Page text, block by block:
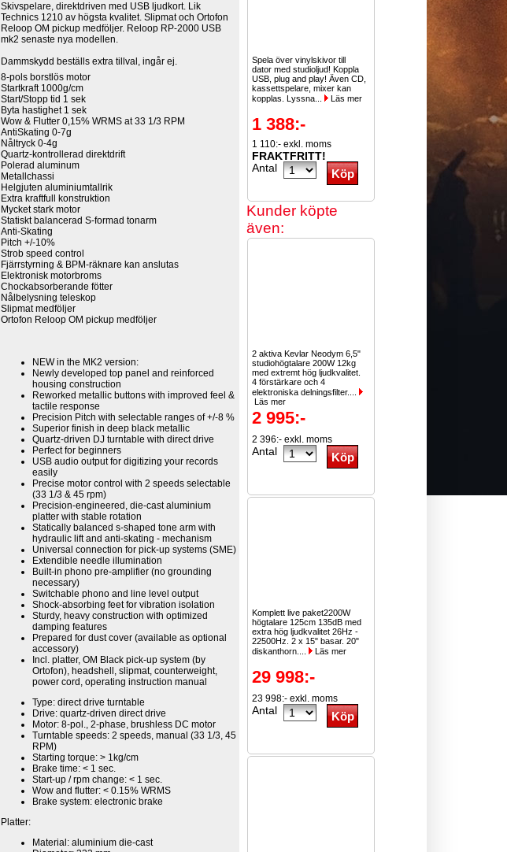
Skivspelare, direktdriven med USB ljudkort. Lik
Technics 1210 av högsta kvalitet. Slipmat och Ortofon
Reloop OM pickup medföljer. Reloop RP-2000 USB
mk2 senaste nya modellen.
Dammskydd beställs extra tillval, ingår ej.
8-pols borstlös motor
Startkraft 1000g/cm
Start/Stopp tid 1 sek
Byta hastighet 1 sek
Wow & Flutter 0,15% WRMS at 33 1/3 RPM
AntiSkating 0-7g
Nåltryck 0-4g
Quartz-kontrollerad direktdrift
Polerad aluminum
Metallchassi
Helgjuten aluminiumtallrik
Extra kraftfull konstruktion
Mycket stark motor
Statiskt balancerad S-formad tonarm
Anti-Skating
Pitch +/-10%
Strob speed control
Fjärrstyrning & BPM-räknare kan anslutas
Elektronisk motorbroms
Chockabsorberande fötter
Nålbelysning teleskop
Slipmat medföljer
Ortofon Reloop OM pickup medföljer
NEW in the MK2 version:
Newly developed top panel and reinforced
housing construction
Reworked metallic buttons with improved feel &
tactile response
Precision Pitch with selectable ranges of +/-8 %
Superior finish in deep black metallic
Quartz-driven DJ turntable with direct drive
Perfect for beginners
USB audio output for digitizing your records
easily
Precise motor control with 2 speeds selectable
(33 1/3 & 45 rpm)
Precision-engineered, die-cast aluminium
platter with stable rotation
Statically balanced s-shaped tone arm with
hydraulic lift and anti-skating - mechanism
Universal connection for pick-up systems (SME)
Extendible needle illumination
Built-in phono pre-amplifier (no grounding
necessary)
Switchable phono and line level output
Shock-absorbing feet for vibration isolation
Sturdy, heavy construction with optimized
damping features
Prepared for dust cover (available as optional
accessory)
Incl. platter, OM Black pick-up system (by
Ortofon), headshell, slipmat, counterweight,
power cord, operating instruction manual
Type: direct drive turntable
Drive: quartz-driven direct drive
Motor: 8-pol., 2-phase, brushless DC motor
Turntable speeds: 2 speeds, manual (33 1/3, 45
RPM)
Starting torque: > 1kg/cm
Brake time: < 1 sec.
Start-up / rpm change: < 1 sec.
Wow and flutter: < 0.15% WRMS
Brake system: electronic brake
Platter:
Material: aluminium die-cast
Spela över vinylskivor till
dator med studioljud! Koppla
USB, plug and play! Även CD,
kassettspelare, mixer kan
kopplas. Lyssna...
Läs mer
1 388:-
1 110:- exkl. moms
FRAKTFRITT!
Antal
Kunder köpte
även:
2 aktiva Kevlar Neodym 6,5"
studiohögtalare 200W 12kg
med extremt hög ljudkvalitet.
4 förstärkare och 4
elektroniska delningsfilter....
Läs mer
2 995:-
2 396:- exkl. moms
Antal
Komplett live paket2200W
högtalare 125cm 135dB med
extra hög ljudkvalitet 26Hz -
22500Hz. 2 x 15" basar. 20"
diskanthorn....
Läs mer
29 998:-
23 998:- exkl. moms
Antal